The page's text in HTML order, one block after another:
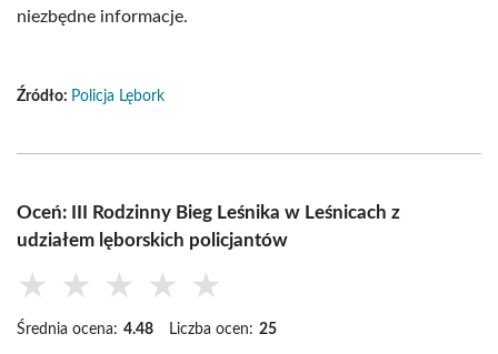
niezbędne informacje.
Źródło: Policja Lębork
Oceń: III Rodzinny Bieg Leśnika w Leśnicach z
udziałem lęborskich policjantów
★ ★ ★ ★ ★
Średnia ocena: 4.48 Liczba ocen: 25